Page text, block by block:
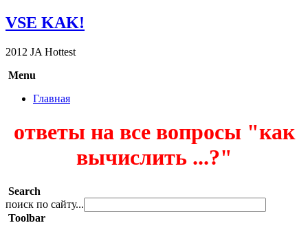
VSE KAK!
2012 JA Hottest
Menu
Главная
ответы на все вопросы "как
вычислить ...?"
Search
поиск по сайту...
Toolbar